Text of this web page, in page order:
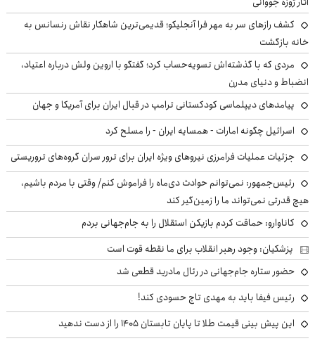
کشف رازهای سر به مهر فرا آنجلیکو؛ قدیمی‌ترین شاهکار نقاش رنسانس به
خانه بازگشت
مردی که با گذشته‌اش تسویه‌حساب کرد؛ گفتگو با اروین ولش درباره اعتیاد،
انضباط و دنیای مدرن
پیامدهای دیپلماسی کودکستانی ترامپ در قبال ایران برای آمریکا و جهان
اسرائیل چگونه امارات - همسایه ایران - را مسلح کرد
جزئیات عملیات فرامرزی نیروهای ویژه ایران برای ترور سران گروه‌های تروریستی
رئیس‌جمهور: نمی‌توانم حوادث دی‌ماه را فراموش کنم/ وقتی با مردم باشیم،
هیچ قدرتی نمی‌تواند ما را زمین‌گیر کند
کاناوارو: حماقت کردم بازیکن استقلال را به جام‌جهانی بردم
پزشکیان: وجود رهبر انقلاب برای ما نقطه قوت است
حضور ستاره جام‌جهانی در رئال مادرید قطعی شد
رئیس فیفا باید به مهدی تاج حسودی کند!
این پیش بینی قیمت طلا تا پایان تابستان ۱۴۰۵ را از دست ندهید